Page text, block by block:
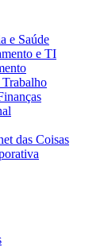
e Saúde
e TI
das Coisas